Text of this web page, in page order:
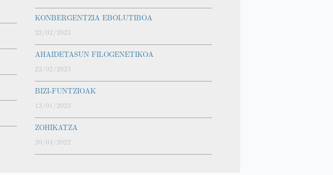
KONBERGENTZIA EBOLUTIBOA
22/02/2023
AHAIDETASUN FILOGENETIKOA
22/02/2023
BIZI-FUNTZIOAK
12/01/2023
ZOHIKATZA
20/04/2022